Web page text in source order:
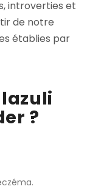
introverties et
de notre
établies par
lazuli
?